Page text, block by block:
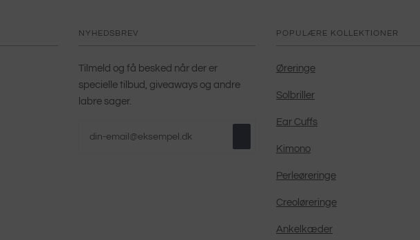
NYHEDSBREV
Tilmeld og få besked når der er
specielle tilbud, giveaways og andre
labre sager.
POPULÆRE KOLLEKTIONER
Øreringe
Solbriller
Ear Cuffs
Kimono
Perleøreringe
Creoløreringe
Ankelkæder